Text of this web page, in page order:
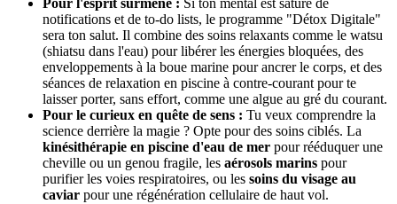
Pour l'esprit surmené : Si ton mental est saturé de
notifications et de to-do lists, le programme "Détox Digitale"
sera ton salut. Il combine des soins relaxants comme le watsu
(shiatsu dans l'eau) pour libérer les énergies bloquées, des
enveloppements à la boue marine pour ancrer le corps, et des
séances de relaxation en piscine à contre-courant pour te
laisser porter, sans effort, comme une algue au gré du courant.
Pour le curieux en quête de sens : Tu veux comprendre la
science derrière la magie ? Opte pour des soins ciblés. La
kinésithérapie en piscine d'eau de mer pour rééduquer une
cheville ou un genou fragile, les aérosols marins pour
purifier les voies respiratoires, ou les soins du visage au
caviar pour une régénération cellulaire de haut vol.